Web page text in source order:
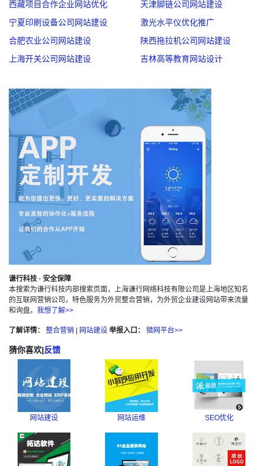
西藏项目合作企业网站优化
天津脚链公司网站建设
宁夏印刷设备公司网站建设
激光水平仪优化推广
合肥农业公司网站建设
陕西拖拉机公司网站建设
上海开关公司网站建设
吉林高等教育网站设计
谦行科技 · 安全保障
本搜索为谦行科技内部搜索页面，上海谦行网络科技有限公司是上海地区知名
的互联网营销公司，特色服务为外贸整合营销，为外贸企业建设网站带来流量
和询盘。 我想了解>>
了解详情： 整合营销 网站建设 举报入口： 猎网平台>>
猜你喜欢|反馈
网站建设 网站运维 SEO优化